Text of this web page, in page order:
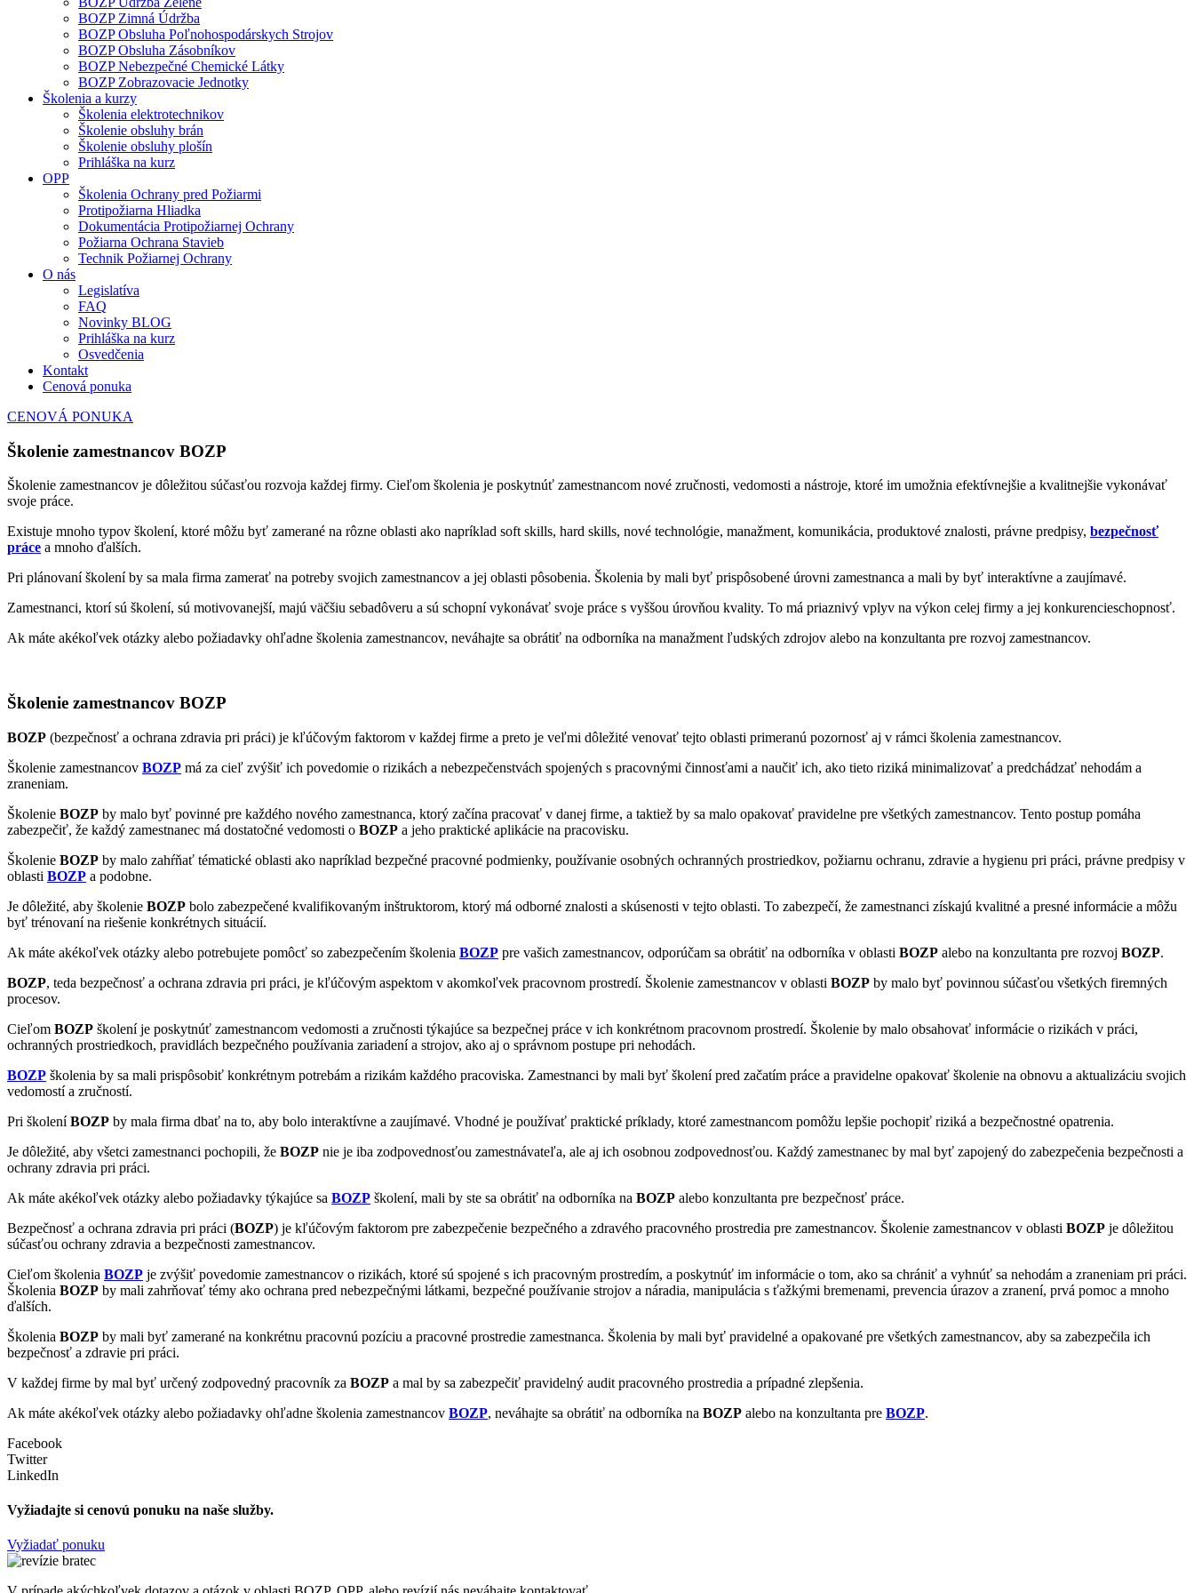
BOZP Zimná Údržba
BOZP Obsluha Poľnohospodárskych Strojov
BOZP Obsluha Zásobníkov
BOZP Nebezpečné Chemické Látky
BOZP Zobrazovacie Jednotky
Školenia a kurzy
Školenia elektrotechnikov
Školenie obsluhy brán
Školenie obsluhy plošín
Prihláška na kurz
OPP
Školenia Ochrany pred Požiarmi
Protipožiarna Hliadka
Dokumentácia Protipožiarnej Ochrany
Požiarna Ochrana Stavieb
Technik Požiarnej Ochrany
O nás
Legislatíva
FAQ
Novinky BLOG
Prihláška na kurz
Osvedčenia
Kontakt
Cenová ponuka
CENOVÁ PONUKA
Školenie zamestnancov BOZP
Školenie zamestnancov je dôležitou súčasťou rozvoja každej firmy. Cieľom školenia je poskytnúť zamestnancom nové zručnosti, vedomosti a nástroje, ktoré im umožnia efektívnejšie a kvalitnejšie vykonávať
svoje práce.
Existuje mnoho typov školení, ktoré môžu byť zamerané na rôzne oblasti ako napríklad soft skills, hard skills, nové technológie, manažment, komunikácia, produktové znalosti, právne predpisy, bezpečnosť
práce a mnoho ďalších.
Pri plánovaní školení by sa mala firma zamerať na potreby svojich zamestnancov a jej oblasti pôsobenia. Školenia by mali byť prispôsobené úrovni zamestnanca a mali by byť interaktívne a zaujímavé.
Zamestnanci, ktorí sú školení, sú motivovanejší, majú väčšiu sebadôveru a sú schopní vykonávať svoje práce s vyššou úrovňou kvality. To má priaznivý vplyv na výkon celej firmy a jej konkurencieschopnosť.
Ak máte akékoľvek otázky alebo požiadavky ohľadne školenia zamestnancov, neváhajte sa obrátiť na odborníka na manažment ľudských zdrojov alebo na konzultanta pre rozvoj zamestnancov.
Školenie zamestnancov BOZP
BOZP (bezpečnosť a ochrana zdravia pri práci) je kľúčovým faktorom v každej firme a preto je veľmi dôležité venovať tejto oblasti primeranú pozornosť aj v rámci školenia zamestnancov.
Školenie zamestnancov BOZP má za cieľ zvýšiť ich povedomie o rizikách a nebezpečenstvách spojených s pracovnými činnosťami a naučiť ich, ako tieto riziká minimalizovať a predchádzať nehodám a
zraneniam.
Školenie BOZP by malo byť povinné pre každého nového zamestnanca, ktorý začína pracovať v danej firme, a taktiež by sa malo opakovať pravidelne pre všetkých zamestnancov. Tento postup pomáha
zabezpečiť, že každý zamestnanec má dostatočné vedomosti o BOZP a jeho praktické aplikácie na pracovisku.
Školenie BOZP by malo zahŕňať tématické oblasti ako napríklad bezpečné pracovné podmienky, používanie osobných ochranných prostriedkov, požiarnu ochranu, zdravie a hygienu pri práci, právne predpisy v
oblasti BOZP a podobne.
Je dôležité, aby školenie BOZP bolo zabezpečené kvalifikovaným inštruktorom, ktorý má odborné znalosti a skúsenosti v tejto oblasti. To zabezpečí, že zamestnanci získajú kvalitné a presné informácie a môžu
byť trénovaní na riešenie konkrétnych situácií.
Ak máte akékoľvek otázky alebo potrebujete pomôcť so zabezpečením školenia BOZP pre vašich zamestnancov, odporúčam sa obrátiť na odborníka v oblasti BOZP alebo na konzultanta pre rozvoj BOZP.
BOZP, teda bezpečnosť a ochrana zdravia pri práci, je kľúčovým aspektom v akomkoľvek pracovnom prostredí. Školenie zamestnancov v oblasti BOZP by malo byť povinnou súčasťou všetkých firemných
procesov.
Cieľom BOZP školení je poskytnúť zamestnancom vedomosti a zručnosti týkajúce sa bezpečnej práce v ich konkrétnom pracovnom prostredí. Školenie by malo obsahovať informácie o rizikách v práci,
ochranných prostriedkoch, pravidlách bezpečného používania zariadení a strojov, ako aj o správnom postupe pri nehodách.
BOZP školenia by sa mali prispôsobiť konkrétnym potrebám a rizikám každého pracoviska. Zamestnanci by mali byť školení pred začatím práce a pravidelne opakovať školenie na obnovu a aktualizáciu svojich
vedomostí a zručností.
Pri školeníBOZP by mala firma dbať na to, aby bolo interaktívne a zaujímavé. Vhodné je používať praktické príklady, ktoré zamestnancom pomôžu lepšie pochopiť riziká a bezpečnostné opatrenia.
Je dôležité, aby všetci zamestnanci pochopili, že BOZP nie je iba zodpovednosťou zamestnávateľa, ale aj ich osobnou zodpovednosťou. Každý zamestnanec by mal byť zapojený do zabezpečenia bezpečnosti a
ochrany zdravia pri práci.
Ak máte akékoľvek otázky alebo požiadavky týkajúce sa BOZP školení, mali by ste sa obrátiť na odborníka na BOZP alebo konzultanta pre bezpečnosť práce.
Bezpečnosť a ochrana zdravia pri práci (BOZP) je kľúčovým faktorom pre zabezpečenie bezpečného a zdravého pracovného prostredia pre zamestnancov. Školenie zamestnancov v oblasti BOZP je dôležitou
súčasťou ochrany zdravia a bezpečnosti zamestnancov.
Cieľom školenia BOZP je zvýšiť povedomie zamestnancov o rizikách, ktoré sú spojené s ich pracovným prostredím, a poskytnúť im informácie o tom, ako sa chrániť a vyhnúť sa nehodám a zraneniam pri práci.
Školenia BOZP by mali zahrňovať témy ako ochrana pred nebezpečnými látkami, bezpečné používanie strojov a náradia, manipulácia s ťažkými bremenami, prevencia úrazov a zranení, prvá pomoc a mnoho
ďalších.
Školenia BOZP by mali byť zamerané na konkrétnu pracovnú pozíciu a pracovné prostredie zamestnanca. Školenia by mali byť pravidelné a opakované pre všetkých zamestnancov, aby sa zabezpečila ich
bezpečnosť a zdravie pri práci.
V každej firme by mal byť určený zodpovedný pracovník za BOZP a mal by sa zabezpečiť pravidelný audit pracovného prostredia a prípadné zlepšenia.
Ak máte akékoľvek otázky alebo požiadavky ohľadne školenia zamestnancov BOZP, neváhajte sa obrátiť na odborníka na BOZP alebo na konzultanta pre BOZP.
Facebook
Twitter
LinkedIn
Vyžiadajte si cenovú ponuku na naše služby.
Vyžiadať ponuku